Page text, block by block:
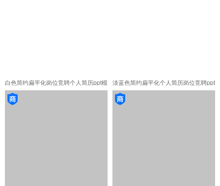
白色简约扁平化岗位竞聘个人简历ppt模
板
淡蓝色简约扁平化个人简历岗位竞聘ppt
模板